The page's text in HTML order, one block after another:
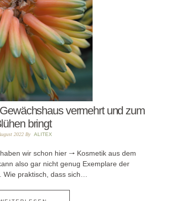
vermehrt und zum
bringt
2022By ALITEX
wir schon hier 🠒 Kosmetik aus dem
also gar nicht genug Exemplare der
praktisch, dass sich…